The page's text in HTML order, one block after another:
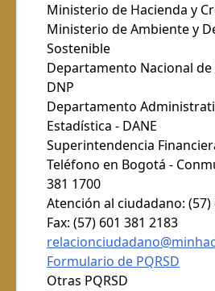
Ministerio de Hacienda y
Ministerio de Ambiente y
Sostenible
Departamento Nacional de
DNP
Departamento
Estadística - DANE
Superintendencia
Teléfono en Bogotá -
381 1700
Atención al ciudadano: (57)
Fax: (57) 601 381 2183
Formulario de PQRSD
Otras PQRSD